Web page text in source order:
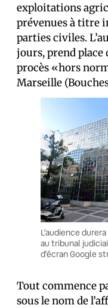
exploitations
prévenues à titre
parties civiles.
jours, prend place
procès «hors
Marseille
L’audience
au tribunal
d’écran Google
Tout commence
sous le nom de